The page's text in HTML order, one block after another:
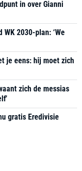
in over Gianni
2030-plan: ‘We
je eens: hij moet zich
zich de messias
gratis Eredivisie